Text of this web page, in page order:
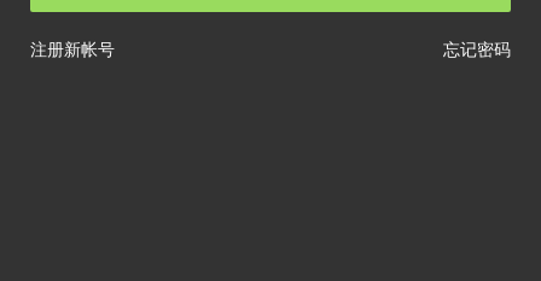
忘记密码
注册新帐号